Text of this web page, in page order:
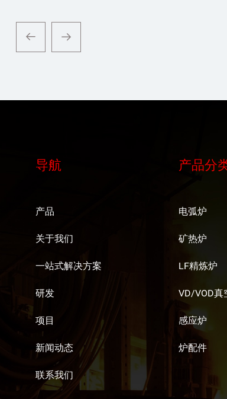
导航
产品
关于我们
一站式解决方案
研发
项目
新闻动态
联系我们
产品分
电弧炉
矿热炉
LF精炼炉
VD/VOD真
感应炉
炉配件